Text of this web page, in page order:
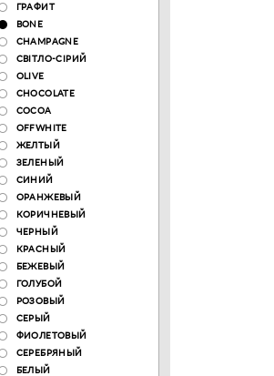
ГРАФИТ
BONE
CHAMPAGNE
СВІТЛО-СІРИЙ
OLIVE
CHOCOLATE
COCOA
OFFWHITE
ЖЕЛТЫЙ
ЗЕЛЕНЫЙ
СИНИЙ
ОРАНЖЕВЫЙ
КОРИЧНЕВЫЙ
ЧЕРНЫЙ
КРАСНЫЙ
БЕЖЕВЫЙ
ГОЛУБОЙ
РОЗОВЫЙ
СЕРЫЙ
ФИОЛЕТОВЫЙ
СЕРЕБРЯНЫЙ
БЕЛЫЙ